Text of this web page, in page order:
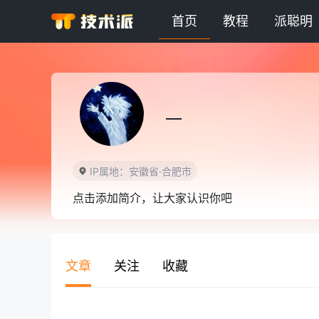
首页 教程 派聪明
一
IP属地：安徽省·合肥市
点击添加简介，让大家认识你吧
文章 关注 收藏